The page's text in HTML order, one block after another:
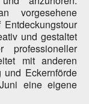
vorgesehene
und gestaltet
professioneller
mit anderen
und Eckernförde
eine eigene